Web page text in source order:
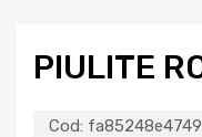
PIULITE
Cod: fa85248e4749